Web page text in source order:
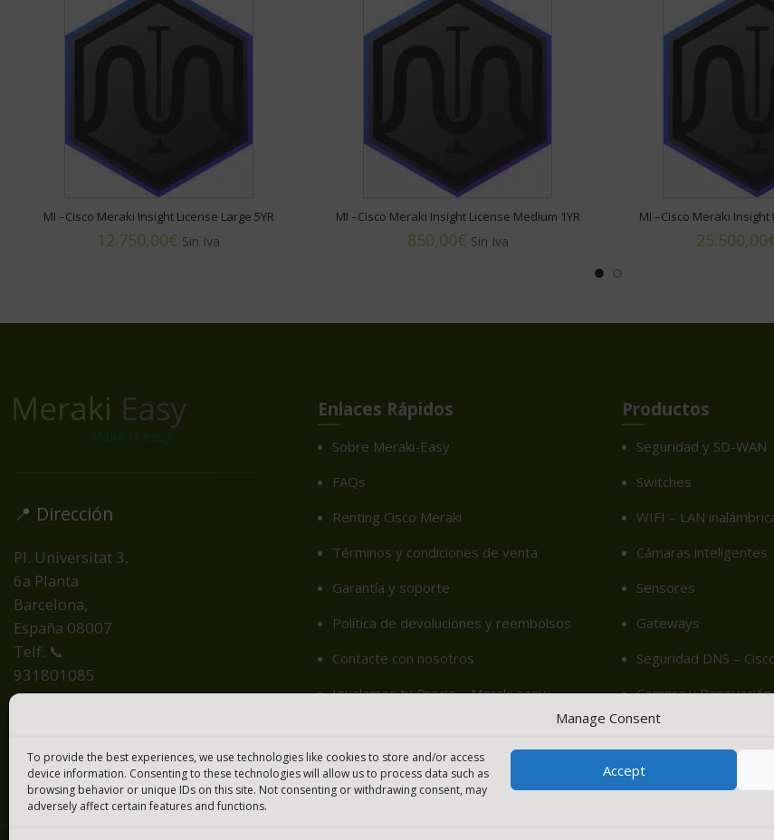
Manage Consent
To provide the best experiences, we use technologies like cookies to store and/or access
device information. Consenting to these technologies will allow us to process data such as
browsing behavior or unique IDs on this site. Not consenting or withdrawing consent, may
adversely affect certain features and functions.
Accept
MI –Cisco Meraki Insight License Large 5YR
€
MI –Cisco Meraki Insight License Medium 1YR
€
MI –Cisco Meraki Insight
📍 Dirección
Pl. Universitat 3,
6a Planta
Barcelona,
España 08007
Telf. 📞
931801085
Enlaces Rápidos
Sobre Meraki-Easy
FAQs
Renting Cisco Meraki
Términos y condiciones de venta
Garantía y soporte
Política de devoluciones y reembolsos
Contacte con nosotros
Igualamos tu Precio – Meraki easy
Productos
Seguridad y SD-WAN
Switches
WIFI – LAN
Cámaras inteligentes
Sensores
Gateways
Seguridad DNS –
Compra y